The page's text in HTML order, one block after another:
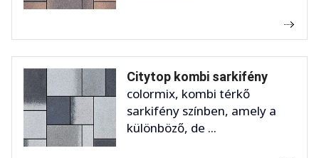
Citytop kombi sarkifény
colormix, kombi térkő
sarkifény színben, amely a
különböző, de ...